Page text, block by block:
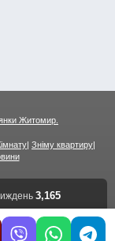
Житомир.
Зніму квартиру
3,165
за тиждень10,866
за тиждень6,194